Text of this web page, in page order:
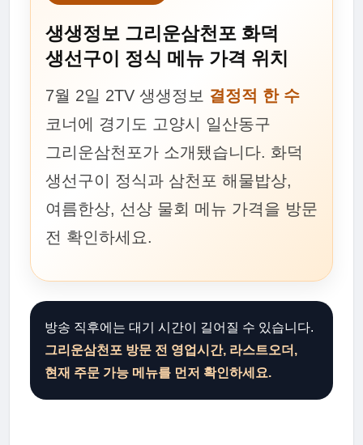
생생정보 그리운삼천포 화덕
생선구이 정식 메뉴 가격 위치
7월 2일 2TV 생생정보 결정적 한 수
코너에 경기도 고양시 일산동구
그리운삼천포가 소개됐습니다. 화덕
생선구이 정식과 삼천포 해물밥상,
여름한상, 선상 물회 메뉴 가격을 방문
전 확인하세요.
방송 직후에는 대기 시간이 길어질 수 있습니다.
그리운삼천포 방문 전 영업시간, 라스트오더,
현재 주문 가능 메뉴를 먼저 확인하세요.